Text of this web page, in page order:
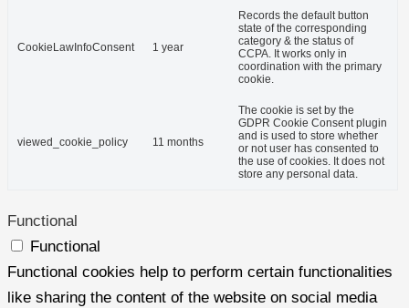
CookieLawInfoConsent 1 year
Records the default button
state of the corresponding
category & the status of
CCPA. It works only in
coordination with the primary
cookie.
viewed_cookie_policy 11 months
The cookie is set by the
GDPR Cookie Consent plugin
and is used to store whether
or not user has consented to
the use of cookies. It does not
store any personal data.
Functional
Functional
Functional cookies help to perform certain functionalities
like sharing the content of the website on social media